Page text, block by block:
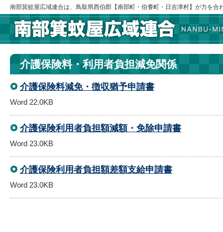
南部箕蚊屋広域連合は、鳥取県西伯郡【南部町・伯耆町・日吉津村】が力を合
介護保険料・利用者負担減免関係
介護保険料減免・徴収猶予申請書
Word 22.0KB
介護保険利用者負担額減額・免除申請書
Word 23.0KB
介護保険利用者負担額差額支給申請書
Word 23.0KB